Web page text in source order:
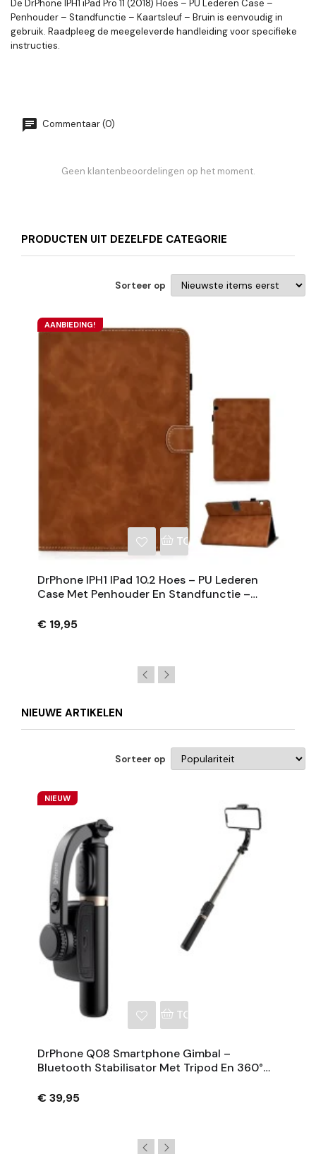
De DrPhone IPH1 iPad Pro 11 (2018) Hoes – PU Lederen Case –
Penhouder – Standfunctie – Kaartsleuf – Bruin is eenvoudig in
gebruik. Raadpleeg de meegeleverde handleiding voor specifieke
instructies.
Commentaar (0)
Geen klantenbeoordelingen op het moment.
PRODUCTEN UIT DEZELFDE CATEGORIE
Sorteer op
AANBIEDING!
TOEVOEGEN AAN
DrPhone IPH1 IPad 10.2 Hoes – PU Lederen
Case Met Penhouder En Standfunctie –
€ 19,95
NIEUWE ARTIKELEN
Sorteer op
NIEUW
TOEVOEGEN AAN
DrPhone Q08 Smartphone Gimbal –
Bluetooth Stabilisator Met Tripod En 360°
€ 39,95